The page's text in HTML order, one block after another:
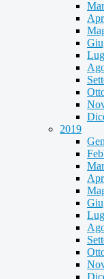
2019